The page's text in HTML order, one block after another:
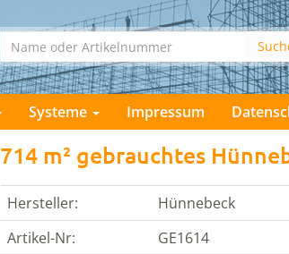
Systeme Impressum
714 m² gebrauchtes
Hersteller:
Hünnebeck
Artikel-Nr:
GE1614